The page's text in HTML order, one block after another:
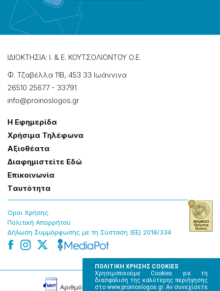
ΠΟΛΙΤΙΚΗ ΧΡΗΣΗΣ COOKIES
Χρησιμοποιούμε Cookies για τη
διασφάλιση της καλύτερης περιήγησης
στο www.proinoslogos.gr. Αν συνεχίσετε
ΙΔΙΟΚΤΗΣΙΑ: Ι. & Ε. ΚΟΥΤΣΟΛΙΟΝΤΟΥ Ο.Ε.
Φ. Τζαβέλλα 11Β, 453 33 Ιωάννɩνα
26510 25677 - 33791
info@proinoslogos.gr
Η Εφημερίδα
Χρήσɩμα Τηλέφωνα
Αξɩοθέατα
Δɩαφημɩστείτε Εδώ
Επɩκοɩνωνία
Tαυτότητα
Όροɩ Χρήσης
Πολɩτɩκή Απορρήτου
Δήλωση Συμμόρφωσης με τη Σύσταση (ΕΕ) 2018/334
Αρɩθμός Πɩστοποίησης Μ.Η.Τ. 220242